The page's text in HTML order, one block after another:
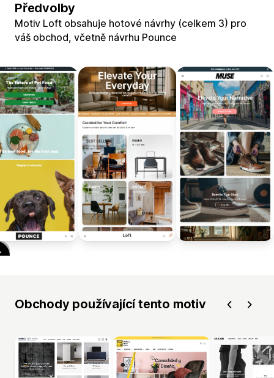
Předvolby
Motiv Loft obsahuje hotové návrhy (celkem 3) pro
váš obchod, včetně návrhu Pounce
Obchody používající tento motiv